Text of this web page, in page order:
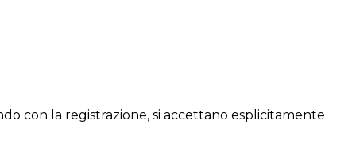
con la registrazione, si accettano esplicitamente